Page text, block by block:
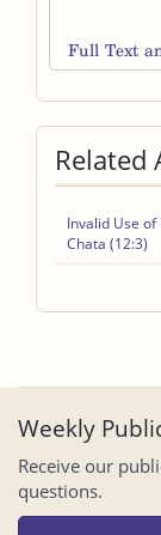
Full Text
Related
Invalid Use of
Chata (12:3)
Weekly
Receive our
questions.